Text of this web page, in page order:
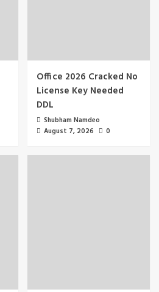
Office 2026 Cracked No
License Key Needed
DDL
Shubham Namdeo
August 7, 2026
0